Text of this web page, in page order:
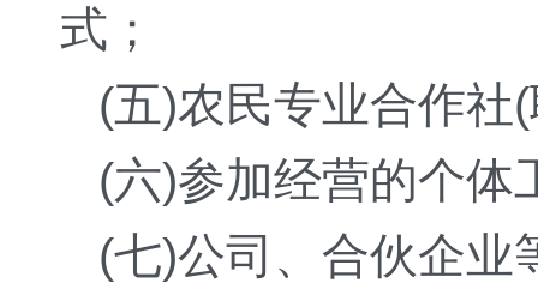
式；
(五)农民专业合作社
(六)参加经营的个体
(七)公司、合伙企业